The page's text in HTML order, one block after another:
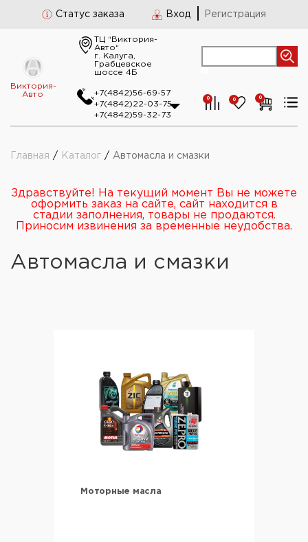
Статус заказа Вход Регистрация
Виктория-
Авто
ТЦ “Виктория-
Авто“
г. Калуга,
Грабцевское
шоссе 4Б
+7(4842)56-69-57
+7(4842)22-03-75
+7(4842)59-32-73
0 0 0
Главная / Каталог / Автомасла и смазки
Здравствуйте! На текущий момент Вы не можете
оформить заказ на сайте, сайт находится в
стадии заполнения, товары не продаются.
Приносим извинения за временные неудобства.
Автомасла и смазки
Моторные масла